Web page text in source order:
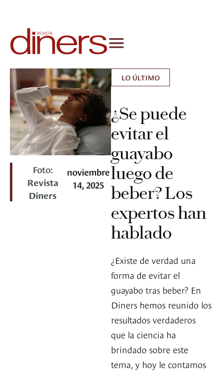
Foto:
Revista
Diners
noviembre
14, 2025
LO ÚLTIMO
¿Se puede
evitar el
guayabo
luego de
beber? Los
expertos han
hablado
¿Existe de verdad una
forma de evitar el
guayabo tras beber? En
Diners hemos reunido los
resultados verdaderos
que la ciencia ha
brindado sobre este
tema, y hoy le contamos